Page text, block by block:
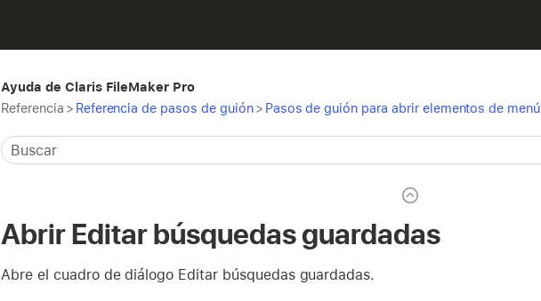
Ayuda de Claris FileMaker Pro
Referencia > Referencia de pasos de guión> Pasos de guión para abrir elementos de menú
Abrir Editar búsquedas guardadas
Abre el cuadro de diálogo Editar búsquedas guardadas.